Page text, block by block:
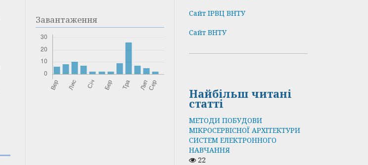
Завантаження
Сайт ІРВЦ ВНТУ
Сайт ВНТУ
Найбільш читані
статті
МЕТОДИ ПОБУДОВИ
МІКРОСЕРВІСНОЇ АРХІТЕКТУРИ
СИСТЕМ ЕЛЕКТРОННОГО
НАВЧАННЯ
22